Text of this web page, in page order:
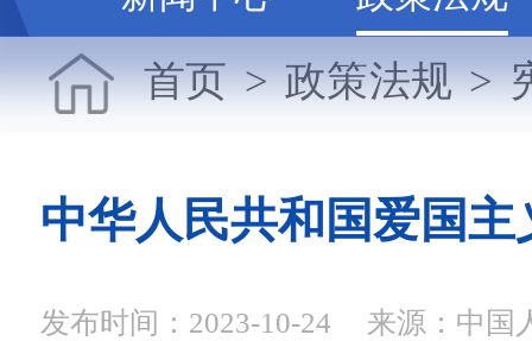
首页>政策法规>
中华人民共和国爱国主
发布时间：2023-10-24 来源：中国